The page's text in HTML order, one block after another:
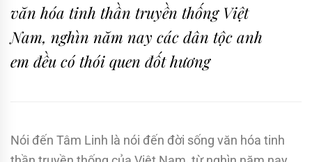
văn hóa tinh thần truyền thống Việt
Nam, nghìn năm nay các dân tộc anh
em đều có thói quen đốt hương
Nói đến Tâm Linh là nói đến đời sống văn hóa tinh